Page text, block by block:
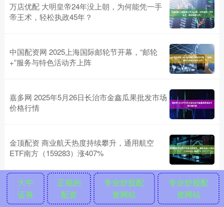
万店优配 大明皇帝24年没上朝，为何能凭一手
帝王术，轻松执政45年？
中国配资网 2025上海国际邮轮节开幕，“邮轮
+”服务与特色活动齐上阵
嘉多网 2025年5月26日长治市金鑫瓜果批发市场
价格行情
金顶配资 商业航天热度持续攀升，通用航空
ETF南方（159283）涨407%
大牛
证券
正规的
配资
专业炒股配
资网站
专业炒股配
资网站